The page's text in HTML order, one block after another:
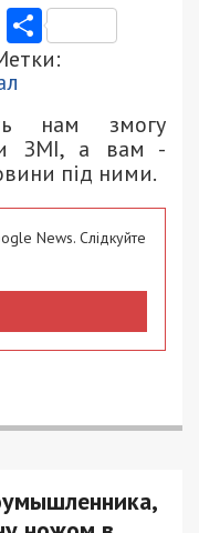
Email
нам змогу
ЗМІ, а вам -
під ними.
News. Слідкуйте